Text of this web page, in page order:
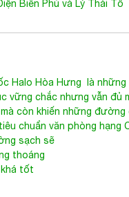
Thanh
Biên Phủ và Lý Thái Tổ
Halo Hòa Hưng là những
chắc nhưng vẫn đủ
còn khiến những
chuẩn văn phòng hạng C:
sạch sẽ